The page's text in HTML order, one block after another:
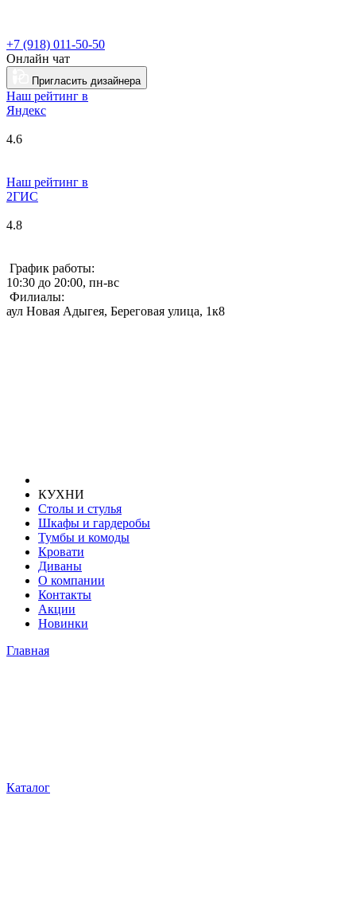
+7 (918) 011-50-50
Онлайн чат
Пригласить дизайнера
Наш рейтинг в
Яндекс
4.6
Наш рейтинг в
2ГИС
4.8
График работы:
10:30 до 20:00, пн-вс
Филиалы:
аул Новая Адыгея, Береговая улица, 1к8
КУХНИ
Столы и стулья
Шкафы и гардеробы
Тумбы и комоды
Кровати
Диваны
О компании
Контакты
Акции
Новинки
Главная
Каталог